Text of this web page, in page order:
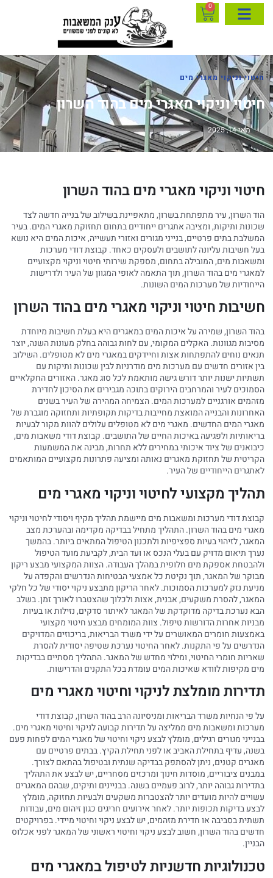
0
חיטוי וניקוי מאגרי מים
חיטוי וניקוי מאגרי מים בהוד השרון
מאי 14, 2025
חיטוי וניקוי מאגרי מים בהוד השרון
הוד השרון, עיר מתפתחת בשרון, מתאפיינת בשילוב של בנייה חדשה לצד
שכונות ותיקות, ומציבה אתגרים ייחודיים בתחום תחזוקת מאגרי המים. בעיר
המשלבת בתים פרטיים, בנייני מגורים ואזורי תעשייה, איכות המים היא נושא
בעל חשיבות עליונה לתושבים ולעסקים כאחד. קבוצת דודי מערכות
ומשאבות מים, המובילה בתחום, מספקת שירותי חיטוי וניקוי מקצועיים
למאגרי מים בהוד השרון, תוך התאמה לאופי המגוון של העיר ולדרישות
הייחודיות של מערכות המים השונות.
חשיבות חיטוי וניקוי מאגרי מים בהוד השרון
בהוד השרון, שמירה על איכות המים במאגרים היא בעלת חשיבות מיוחדת
מסיבות מגוונות. האקלים המקומי, עם לחות גבוהה בחלק מעונות השנה, יוצר
תנאים נוחים להתפתחות אצות וחיידקים במאגרי מים לא מטופלים. השילוב
בין אזורים חדשים עם מערכות מים מודרניות לבין שכונות ותיקות עם
תשתיות ישנות יותר דורש גישה מותאמת לכל סוג מאגר. האזורים החקלאיים
הסמוכים לעיר והמרחבים הירוקים בתוכה מגבירים את הסיכון לחדירת
מזהמים אורגניים למערכות המים. הצמיחה המהירה של העיר בשנים
האחרונות והבנייה המואצת מחייבות בדיקות תקופתיות ותחזוקה מוגברת של
מאגרי המים החדשים. מאגרי מים לא מטופלים עלולים להוות מקור לבעיות
בריאותיות ולפגיעה באיכות החיים של התושבים. קבוצת דודי משאבות מים,
כיבואנים של ציוד איכותי במחירים ללא תחרות, מבינה את המשמעות
הקריטית של תחזוקת מאגרים נאותה ומציעה פתרונות מקצועיים המותאמים
לאתגרים הייחודיים של העיר.
תהליך מקצועי לחיטוי וניקוי מאגרי מים
קבוצת דודי מערכות ומשאבות מים מיישמת תהליך מקיף ויסודי לחיטוי וניקוי
מאגרי מים בהוד השרון. התהליך מתחיל בבדיקה מקדימה ובהערכת מצב
המאגר, לזיהוי בעיות ספציפיות ולתכנון הטיפול המתאים ביותר. בהמשך
נערך תיאום מדויק עם בעלי הנכס או ועד הבית, לקביעת מועד הטיפול
ולהבטחת אספקת מים חלופית במהלך העבודה. הצוות המקצועי מבצע ריקון
מבוקר של המאגר, תוך נקיטת כל אמצעי הבטיחות הנדרשים והקפדה על
מניעת נזק למערכות הסמוכות. לאחר הריקון מתבצע ניקוי יסודי של כל חלקי
המאגר, להסרת משקעים, אבנית, אצות ולכלוך שהצטברו לאורך זמן. בשלב
הבא נערכת בדיקה מדוקדקת של המאגר לאיתור סדקים, נזילות או בעיות
מבניות אחרות הדורשות טיפול. צוות המומחים מבצע חיטוי מקצועי
באמצעות חומרים המאושרים על ידי משרד הבריאות, בריכוזים המדויקים
הנדרשים על פי התקנות. לאחר החיטוי נערכת שטיפה יסודית להסרת
שאריות חומרי החיטוי, ומילוי מחדש של המאגר. התהליך מסתיים בבדיקות
מים מקיפות לוודא שאיכות המים עומדת בכל התקנים והדרישות.
תדירות מומלצת לניקוי וחיטוי מאגרי מים
על פי הנחיות משרד הבריאות ומניסיונה הרב בהוד השרון, קבוצת דודי
מערכות ומשאבות מים ממליצה על תדירות קבועה לניקוי וחיטוי מאגרי מים.
בבנייני מגורים רגילים, מומלץ לבצע ניקוי וחיטוי של מאגרי המים לפחות פעם
בשנה, עדיף בתחילת האביב או לפני תחילת הקיץ. בבתים פרטיים עם
מאגרים קטנים, ניתן להסתפק בבדיקה שנתית ובטיפול בהתאם לצורך.
במבנים ציבוריים, מוסדות חינוך ומרכזים מסחריים, יש לבצע את התהליך
בתדירות גבוהה יותר, לרוב פעמיים בשנה. בבניינים ותיקים, שבהם המאגרים
עשויים להיות מועדים יותר להצטברות משקעים ולבעיות תחזוקה, מומלץ
לבצע בדיקות תכופות יותר. לאחר אירועים חריגים כגון זיהום מים, עבודות
תשתית בסביבה או חדירת מזהמים, יש לבצע ניקוי וחיטוי מיידי. בפרויקטים
חדשים בהוד השרון, חשוב לבצע ניקוי וחיטוי ראשוני של המאגר לפני אכלוס
הבניין.
טכנולוגיות חדשניות לטיפול במאגרי מים